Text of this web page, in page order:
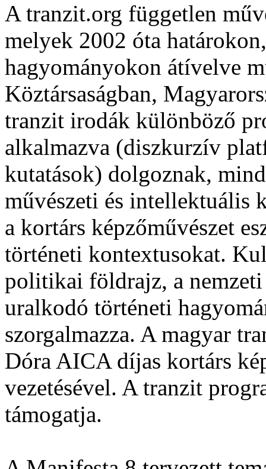
A tranzit.org független
melyek 2002 óta
hagyományokon átívelve
Köztársaságban,
tranzit irodák különböző
alkalmazva (diszkurzív
kutatások) dolgoznak,
művészeti és intellektuális
a kortárs képzőművészet
történeti kontextusokat.
politikai földrajz, a nemzeti
uralkodó történeti
szorgalmazza. A magyar
Dóra AICA díjas kortárs
vezetésével. A tranzit
támogatja.